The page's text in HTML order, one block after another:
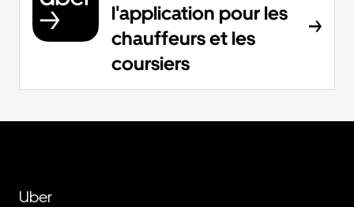
l'application pour les
chauffeurs et les
coursiers
Uber